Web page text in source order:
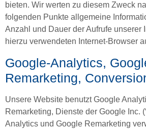
bieten. Wir werten zu diesem Zweck
folgenden Punkte allgemeine
Anzahl und Dauer der Aufrufe unserer
hierzu verwendeten Internet-Browser
Google-Analytics,
Remarketing,
Unsere Website benutzt Google
Remarketing, Dienste der Google Inc.
Analytics und Google Remarketing